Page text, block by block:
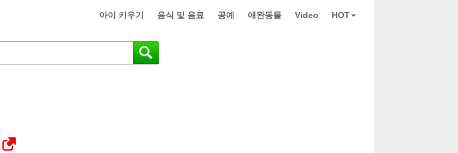
아이 키우기 음식 및 음료 공예 애완동물 Video HOT